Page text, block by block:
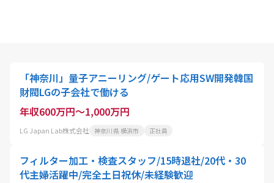
「神奈川」量子アニーリング/ゲート応用SW開発韓国
財閥LGの子会社で働ける
年収600万円～1,000万円
LG Japan Lab株式会社 神奈川県 横浜市 正社員
フィルター加工・検査スタッフ/15時退社/20代・30
代主婦活躍中/完全土日祝休/未経験歓迎